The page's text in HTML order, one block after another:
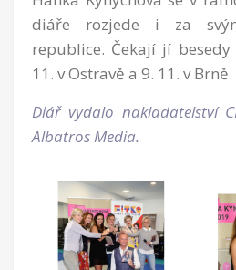
diáře rozjede i za
republice. Čekají jí
11. v Ostravě a 9. 11. v Brně.
Diář vydalo nakladatelství
Albatros Media.